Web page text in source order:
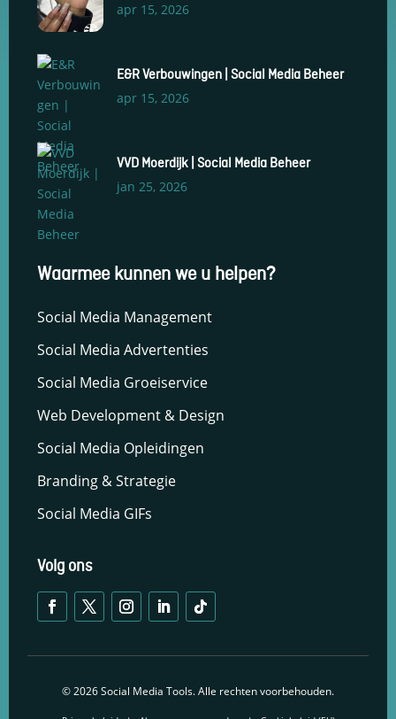
apr 15, 2026
E&R Verbouwingen | Social Media Beheer
apr 15, 2026
VVD Moerdijk | Social Media Beheer
jan 25, 2026
Waarmee kunnen we u helpen?
Social Media Management
Social Media Advertenties
Social Media Groeiservice
Web Development & Design
Social Media Opleidingen
Branding & Strategie
Social Media GIFs
Volg ons
© 2026 Social Media Tools. Alle rechten voorbehouden.
te verbeteren
en
Schakel
analytische
cookies in
Deze
cookies
helpen ons
te begrijpen
hoe
bezoekers
onze
ontdekken
betere
analyses uit